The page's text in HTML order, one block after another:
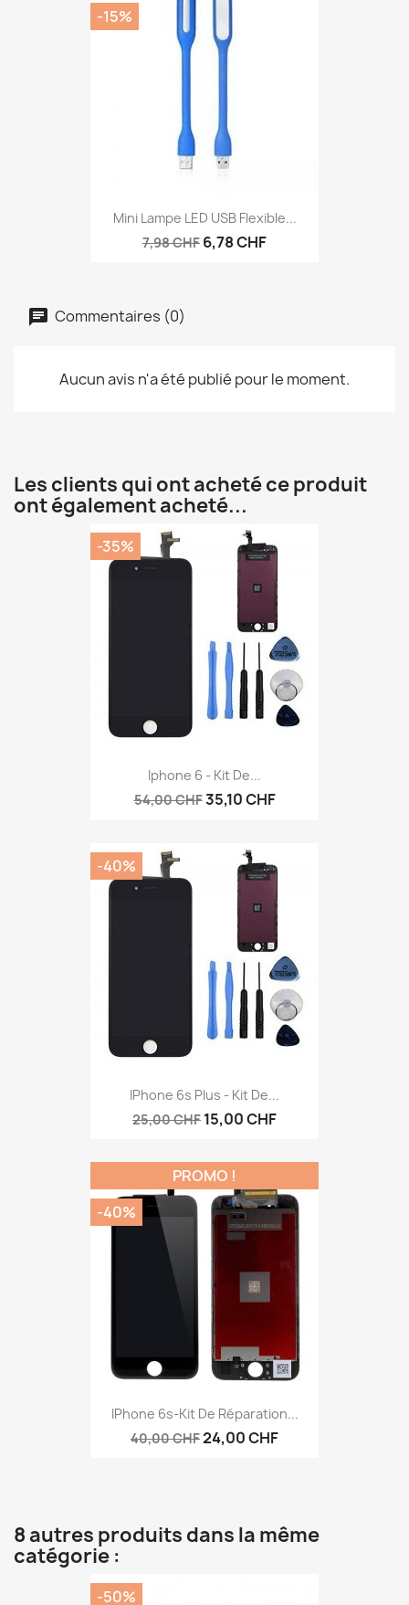
Mini Lampe LED USB Flexible...
7,98 CHF 6,78 CHF
-15%
Commentaires (0)
Aucun avis n'a été publié pour le moment.
Les clients qui ont acheté ce produit
ont également acheté...
Iphone 6 - Kit De...
54,00 CHF35,10 CHF
-35%
IPhone 6s Plus - Kit De...
25,00 CHF 15,00 CHF
-40%
IPhone 6s-Kit De Réparation...
40,00 CHF24,00 CHF
PROMO !
-40%
8 autres produits dans la même
catégorie :
-50%